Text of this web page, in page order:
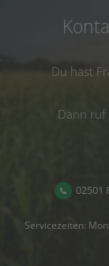
Du hast
Dann ruf
02501
Servicezeiten: